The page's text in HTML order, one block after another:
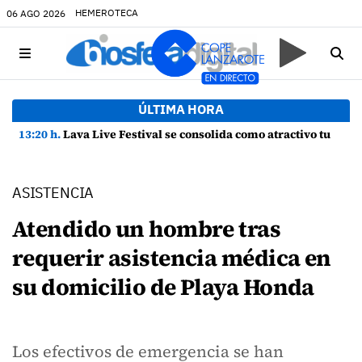
06 AGO 2026 HEMEROTECA
ÚLTIMA HORA
13:20 h.Lava Live Festival se consolida como atractivo turístico y agente dinamizador de la economía de Lanzarote
ASISTENCIA
Atendido un hombre tras
requerir asistencia médica en
su domicilio de Playa Honda
Los efectivos de emergencia se han